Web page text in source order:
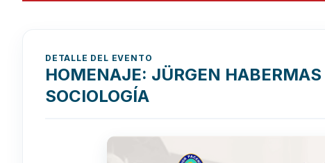
DETALLE DEL EVENTO
HOMENAJE: JÜRGEN
SOCIOLOGÍA